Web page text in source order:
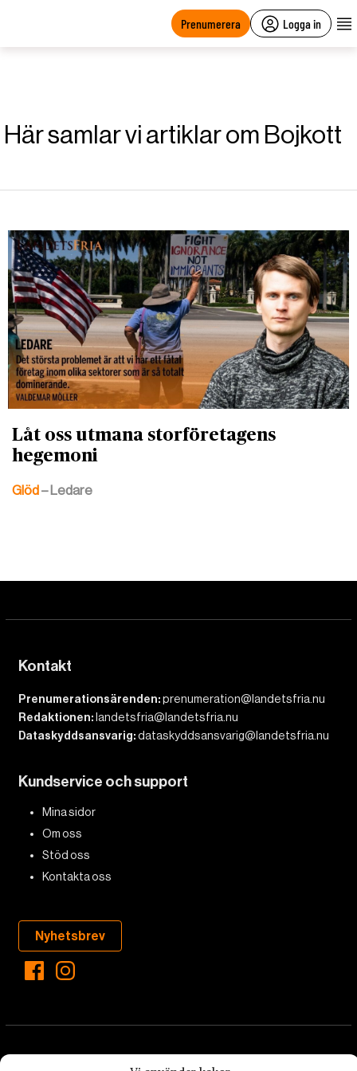
Prenumerera Logga in
Här samlar vi artiklar om Bojkott
Låt oss utmana storföretagens
hegemoni
Glöd– Ledare
Kontakt
Prenumerationsärenden:prenumeration@landetsfria.nu
Redaktionen: landetsfria@landetsfria.nu
Dataskyddsansvarig:dataskyddsansvarig@landetsfria.nu
Kundservice och support
Mina sidor
Om oss
Stöd oss
Kontakta oss
Nyhetsbrev